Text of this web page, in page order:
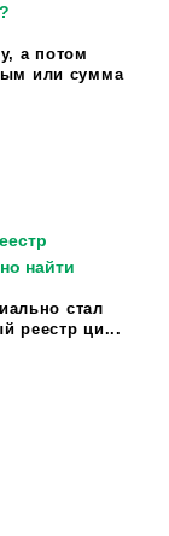
а потом
или сумма
найти
стал
реестр ци...